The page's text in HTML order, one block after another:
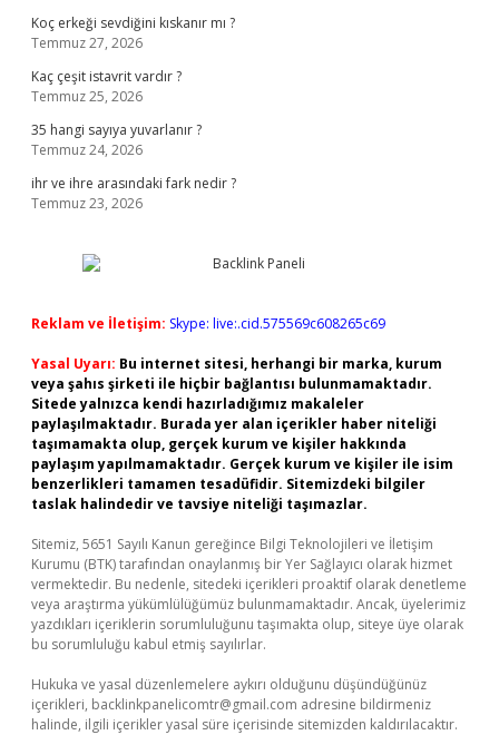
Koç erkeği sevdiğini kıskanır mı ?
Temmuz 27, 2026
Kaç çeşit istavrit vardır ?
Temmuz 25, 2026
35 hangi sayıya yuvarlanır ?
Temmuz 24, 2026
ihr ve ihre arasındaki fark nedir ?
Temmuz 23, 2026
Reklam ve İletişim: Skype: live:.cid.575569c608265c69
Yasal Uyarı: Bu internet sitesi, herhangi bir marka, kurum
veya şahıs şirketi ile hiçbir bağlantısı bulunmamaktadır.
Sitede yalnızca kendi hazırladığımız makaleler
paylaşılmaktadır. Burada yer alan içerikler haber niteliği
taşımamakta olup, gerçek kurum ve kişiler hakkında
paylaşım yapılmamaktadır. Gerçek kurum ve kişiler ile isim
benzerlikleri tamamen tesadüfidir. Sitemizdeki bilgiler
taslak halindedir ve tavsiye niteliği taşımazlar.
Sitemiz, 5651 Sayılı Kanun gereğince Bilgi Teknolojileri ve İletişim
Kurumu (BTK) tarafından onaylanmış bir Yer Sağlayıcı olarak hizmet
vermektedir. Bu nedenle, sitedeki içerikleri proaktif olarak denetleme
veya araştırma yükümlülüğümüz bulunmamaktadır. Ancak, üyelerimiz
yazdıkları içeriklerin sorumluluğunu taşımakta olup, siteye üye olarak
bu sorumluluğu kabul etmiş sayılırlar.
Hukuka ve yasal düzenlemelere aykırı olduğunu düşündüğünüz
içerikleri, backlinkpanelicomtr@gmail.com adresine bildirmeniz
halinde, ilgili içerikler yasal süre içerisinde sitemizden kaldırılacaktır.